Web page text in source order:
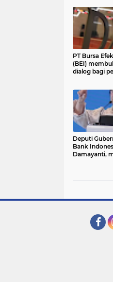
PT Bursa
(BEI)
dialog bagi
shareholding
concentration
Deputi
Bank
Damayanti,
syariah